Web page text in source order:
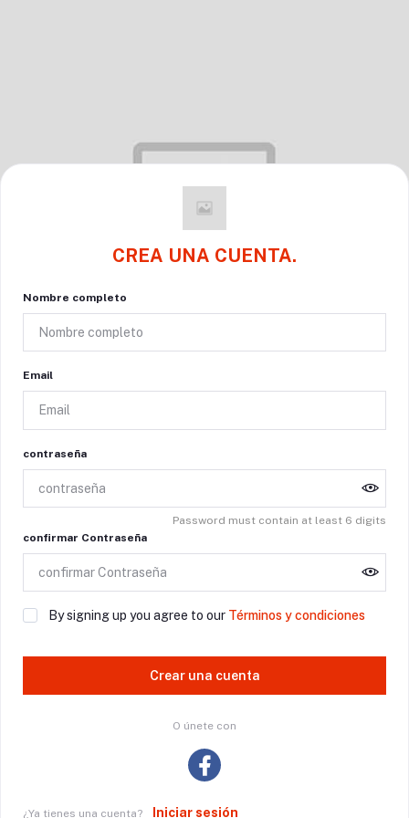
CREA UNA CUENTA.
Nombre completo
Email
contraseña
Password must contain at least 6 digits
confirmar Contraseña
By signing up you agree to our Términos y condiciones
Crear una cuenta
O únete con
¿Ya tienes una cuenta? Iniciar sesión